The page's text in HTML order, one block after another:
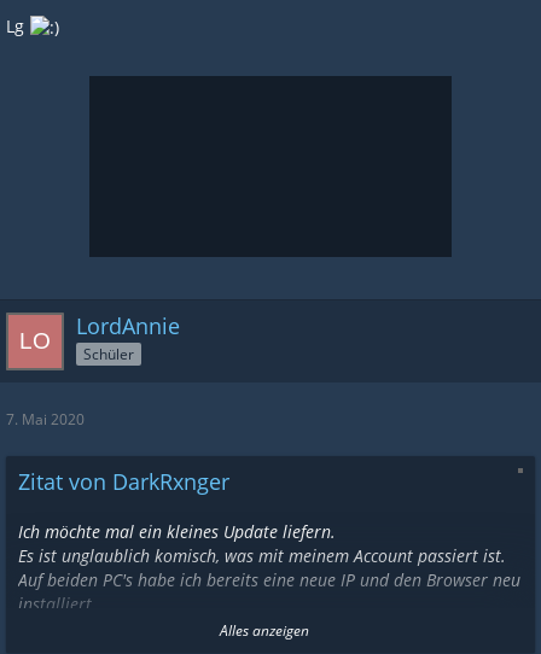
Lg
LordAnnie
Schüler
7. Mai 2020
Zitat von DarkRxnger
Ich möchte mal ein kleines Update liefern.
Es ist unglaublich komisch, was mit meinem Account passiert ist.
Auf beiden PC's habe ich bereits eine neue IP und den Browser neu
installiert.
Weiterhin gehen die Surfbars garnicht.
Alles anzeigen